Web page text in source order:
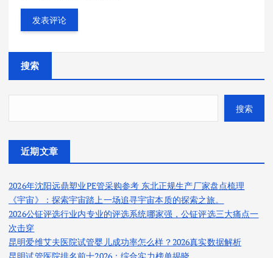
搜索
搜索
近期文章
2026年沈阳远鼎塑业PE管采购参考 东北正规生产厂家盘点梳理
《宇宙》：探索宇宙踏上一场追寻宇宙本质的探索之旅。
2026公钲评选行业内专业的评选系统哪家强，公钲评选三大痛点一
次击穿
昆明爱维艾夫医院试管婴儿成功率怎么样？2026真实数据解析